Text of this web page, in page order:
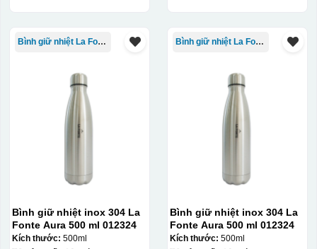
Bình giữ nhiệt La Fonte
Bình giữ nhiệt inox 304 La
Fonte Aura 500 ml 012324
Kích thước: 500ml
Bình giữ nhiệt La Fonte
Bình giữ nhiệt inox 304 La
Fonte Aura 500 ml 012324
Kích thước: 500ml